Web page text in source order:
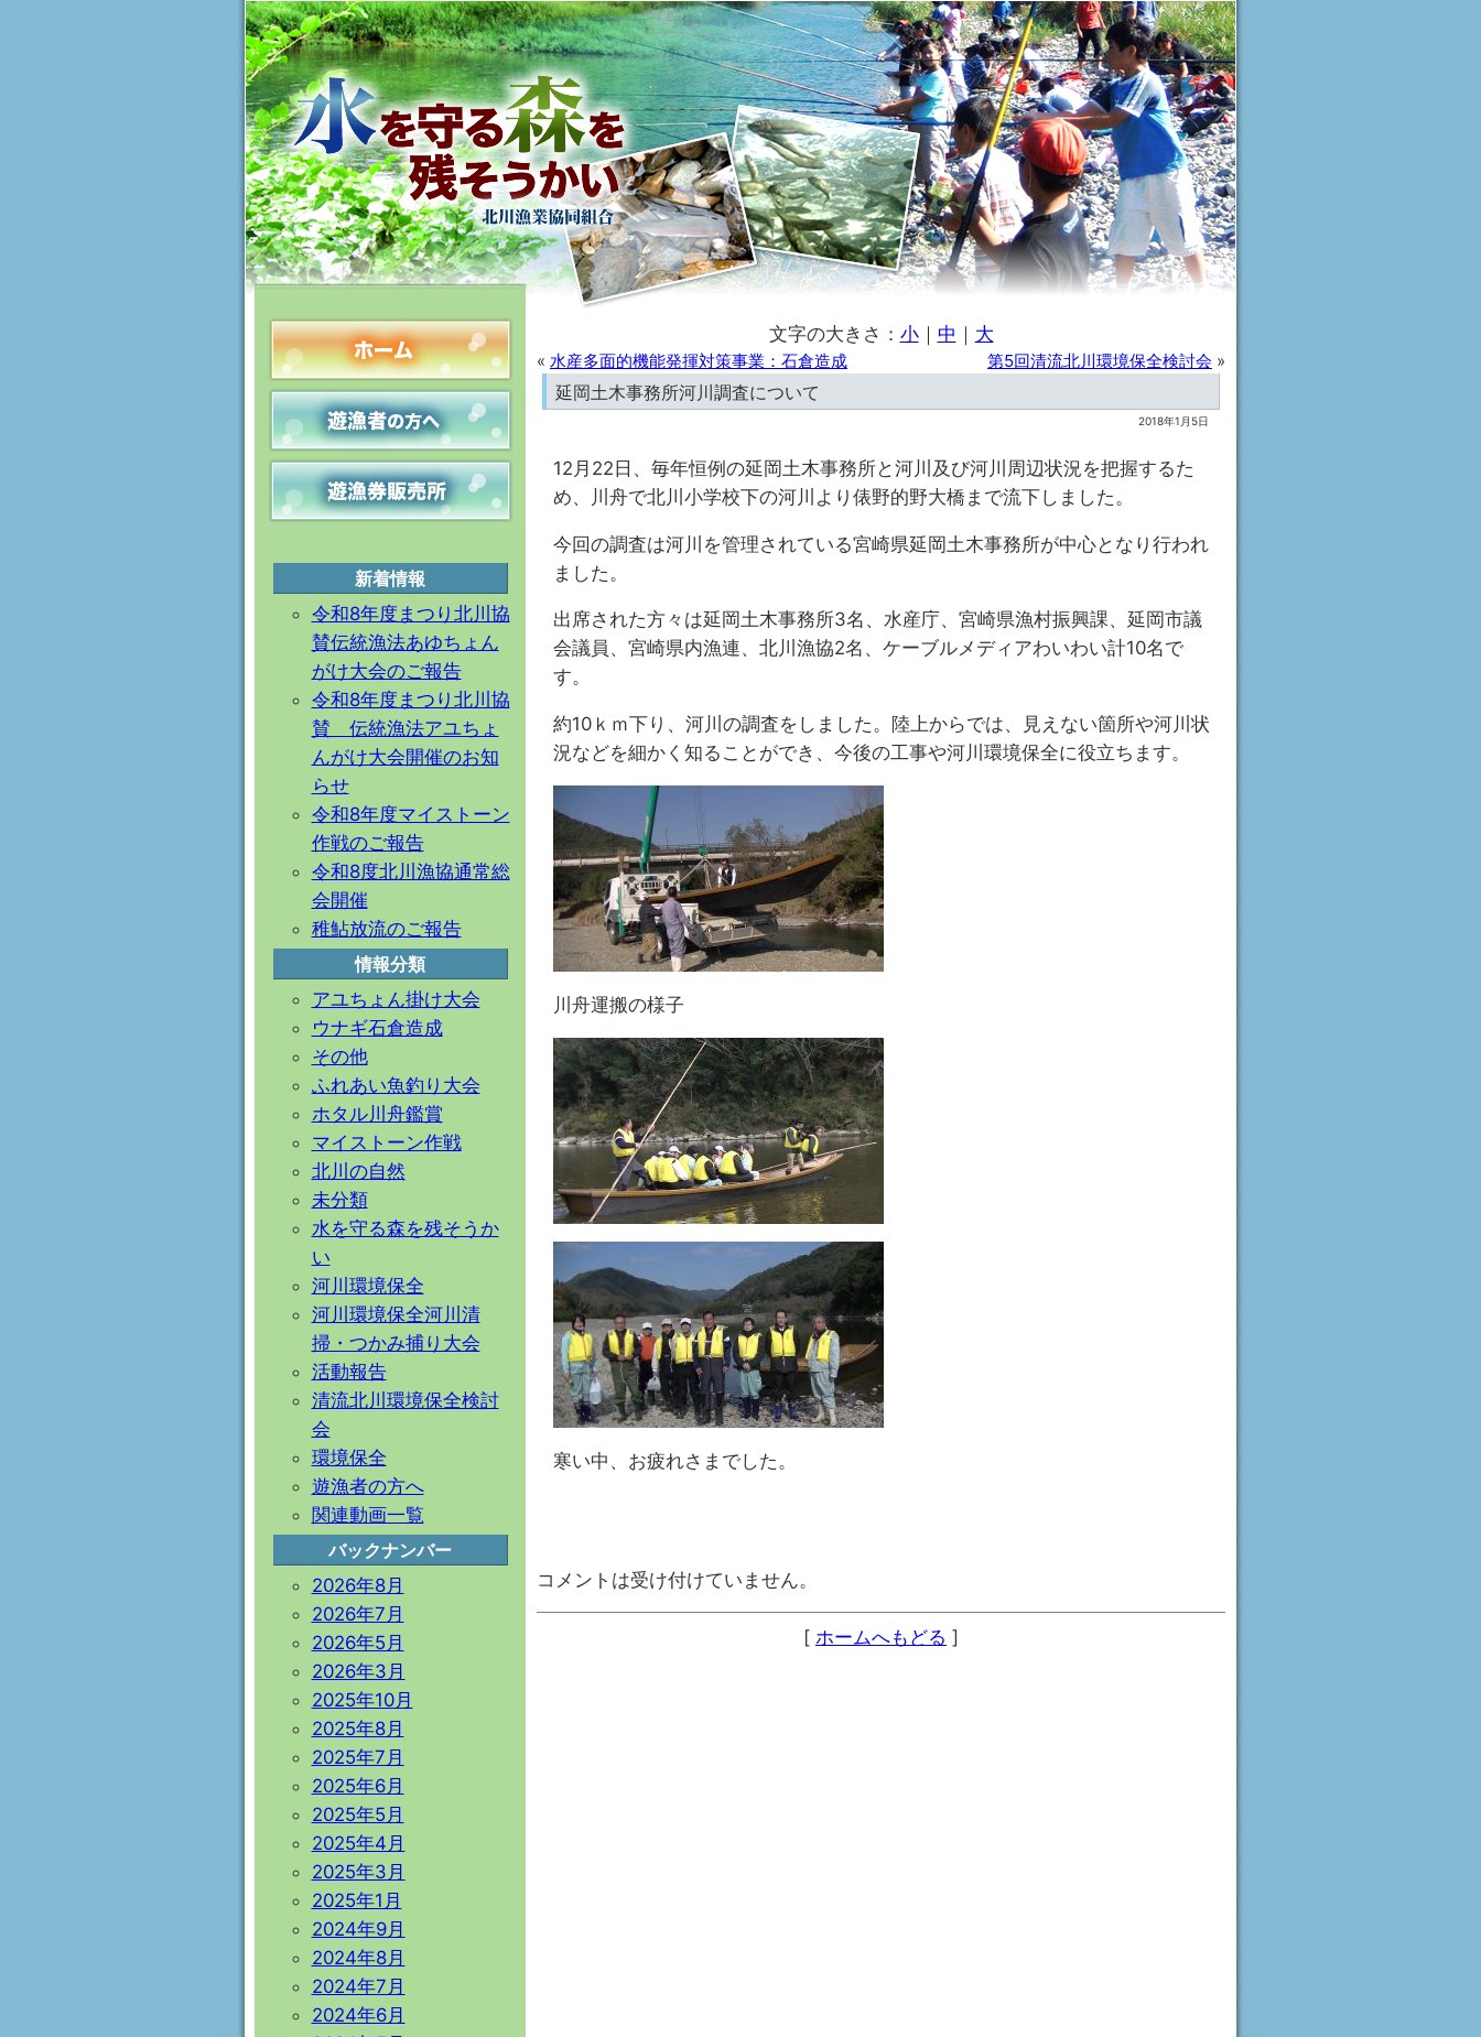
文字の大きさ： 小｜ 中 ｜ 大
« 水産多面的機能発揮対策事業：石倉造成 第5回清流北川環境保全検討会 »
延岡土木事務所河川調査について
2018年1月5日
12月22日、毎年恒例の延岡土木事務所と河川及び河川周辺状況を把握するた
め、川舟で北川小学校下の河川より俵野的野大橋まで流下しました。
今回の調査は河川を管理されている宮崎県延岡土木事務所が中心となり行われ
ました。
出席された方々は延岡土木事務所3名、水産庁、宮崎県漁村振興課、延岡市議
会議員、宮崎県内漁連、北川漁協2名、ケーブルメディアわいわい計10名で
す。
約10ｋｍ下り、河川の調査をしました。陸上からでは、見えない箇所や河川状
況などを細かく知ることができ、今後の工事や河川環境保全に役立ちます。
川舟運搬の様子
寒い中、お疲れさまでした。
コメントは受け付けていません。
[ ホームへもどる ]
新着情報
令和8年度まつり北川協
賛伝統漁法あゆちょん
がけ大会のご報告
令和8年度まつり北川協
賛 伝統漁法アユちょ
んがけ大会開催のお知
らせ
令和8年度マイストーン
作戦のご報告
令和8度北川漁協通常総
会開催
稚鮎放流のご報告
情報分類
アユちょん掛け大会
ウナギ石倉造成
その他
ふれあい魚釣り大会
ホタル川舟鑑賞
マイストーン作戦
北川の自然
未分類
水を守る森を残そうか
い
河川環境保全
河川環境保全河川清
掃・つかみ捕り大会
活動報告
清流北川環境保全検討
会
環境保全
遊漁者の方へ
関連動画一覧
バックナンバー
2026年8月
2026年7月
2026年5月
2026年3月
2025年10月
2025年8月
2025年7月
2025年6月
2025年5月
2025年4月
2025年3月
2025年1月
2024年9月
2024年8月
2024年7月
2024年6月